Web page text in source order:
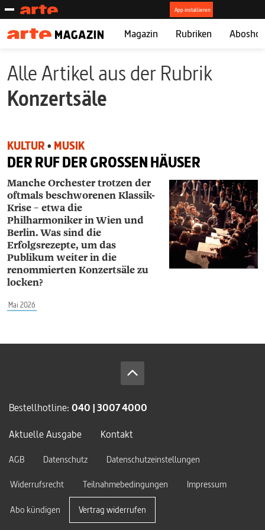
Magazin Rubriken
Alle Artikel aus der Rubrik
Konzertsäle
KULTUR • MUSIK
DER RUF DER GROSSEN HÄUSER
Manche Orchester trotzen der
oftmals beschworenen Klassik-
Krise – etwa die
Philharmoniker in Wien und
Berlin. Was sind die
Erfolgsrezepte, um das
Publikum weiter in die
renommierten Konzertsäle zu
locken?
Mai 2026
Bestellhotline: 040 | 3007 4000
Aktuelle Ausgabe
Kontakt
AGB Datenschutz
Datenschutzeinstellungen
Widerrufsrecht
Teilnahmebedingungen Impressum
Abo kündigen Vertrag widerrufen